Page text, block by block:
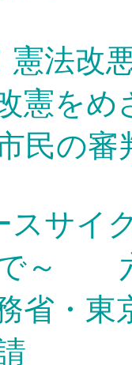
法改
めざ
民の審
サイ
で～
省・東